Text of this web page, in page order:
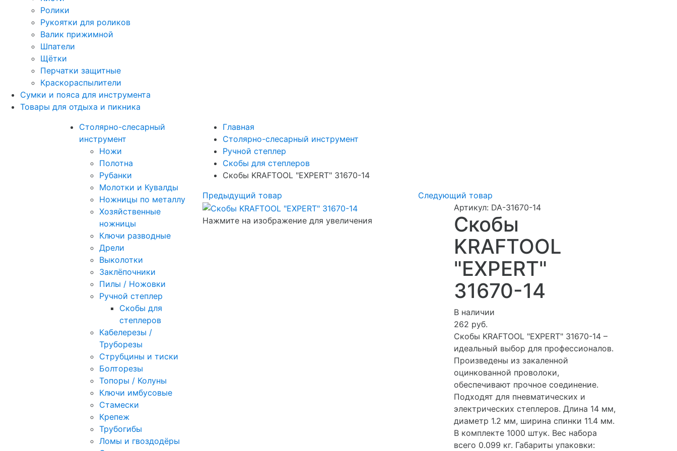
Ролики
Рукоятки для роликов
Валик прижимной
Шпатели
Щётки
Перчатки защитные
Краскораспылители
Сумки и пояса для инструмента
Товары для отдыха и пикника
Столярно-слесарный
инструмент
Ножи
Полотна
Рубанки
Молотки и Кувалды
Ножницы по металлу
Хозяйственные
ножницы
Ключи разводные
Дрели
Выколотки
Заклёпочники
Пилы / Ножовки
Ручной степлер
Скобы для
степлеров
Кабелерезы /
Труборезы
Струбцины и тиски
Болторезы
Топоры / Колуны
Ключи имбусовые
Стамески
Крепеж
Трубогибы
Ломы и гвоздодёры
Главная
Столярно-слесарный инструмент
Ручной степлер
Скобы для степлеров
Скобы KRAFTOOL "EXPERT" 31670-14
Предыдущий товар
Следующий товар
Нажмите на изображение для увеличения
Артикул: DA-31670-14
Скобы
KRAFTOOL
"EXPERT"
31670-14
В наличии
262 руб.
Скобы KRAFTOOL "EXPERT" 31670-14 –
идеальный выбор для профессионалов.
Произведены из закаленной
оцинкованной проволоки,
обеспечивают прочное соединение.
Подходят для пневматических и
электрических степлеров. Длина 14 мм,
диаметр 1.2 мм, ширина спинки 11.4 мм.
В комплекте 1000 штук. Вес набора
всего 0.099 кг. Габариты упаковки: